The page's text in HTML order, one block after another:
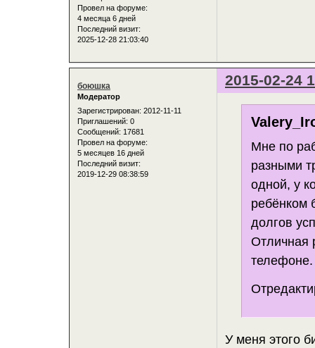
Провел на форуме:
4 месяца 6 дней
Последний визит:
2025-12-28 21:03:40
2015-02-24
боюшка
Модератор
Зарегистрирован: 2012-11-11
Приглашений: 0
Сообщений: 17681
Провел на форуме:
5 месяцев 16 дней
Последний визит:
2019-12-29 08:38:59
Мне по
разными
одной, у
ребёнком
долгов
Отличная
телефоне.
У меня этого